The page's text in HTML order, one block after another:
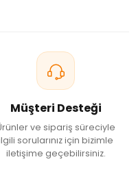
Müşteri Desteği
ve sipariş süreciyle
sorularınız için bizimle
iletişime geçebilirsiniz.